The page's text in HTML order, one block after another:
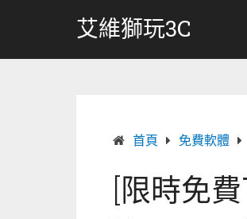
艾維獅玩3C
首頁 免費軟體
[限時免